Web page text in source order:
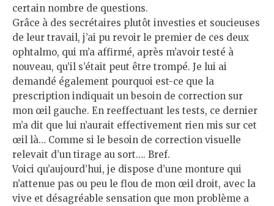
certain nombre de questions.
Grâce à des secrétaires plutôt investies et soucieuses
de leur travail, j’ai pu revoir le premier de ces deux
ophtalmo, qui m’a affirmé, après m’avoir testé à
nouveau, qu’il s’était peut être trompé. Je lui ai
demandé également pourquoi est-ce que la
prescription indiquait un besoin de correction sur
mon œil gauche. En reeffectuant les tests, ce dernier
m’a dit que lui n’aurait effectivement rien mis sur cet
œil là… Comme si le besoin de correction visuelle
relevait d’un tirage au sort…. Bref.
Voici qu’aujourd’hui, je dispose d’une monture qui
n’attenue pas ou peu le flou de mon œil droit, avec la
vive et désagréable sensation que mon problème a